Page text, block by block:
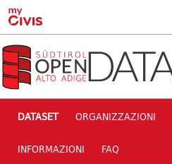
Skip to main content
DATASET ORGANIZZAZIONI
INFORMAZIONI FAQ